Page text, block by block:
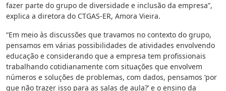
fazer parte do grupo de diversidade e inclusão da empresa”,
explica a diretora do CTGAS-ER, Amora Vieira.
“Em meio às discussões que travamos no contexto do grupo,
pensamos em várias possibilidades de atividades envolvendo
educação e considerando que a empresa tem profissionais
trabalhando cotidianamente com situações que envolvem
números e soluções de problemas, com dados, pensamos ‘por
que não trazer isso para as salas de aula?’ e o ensino da